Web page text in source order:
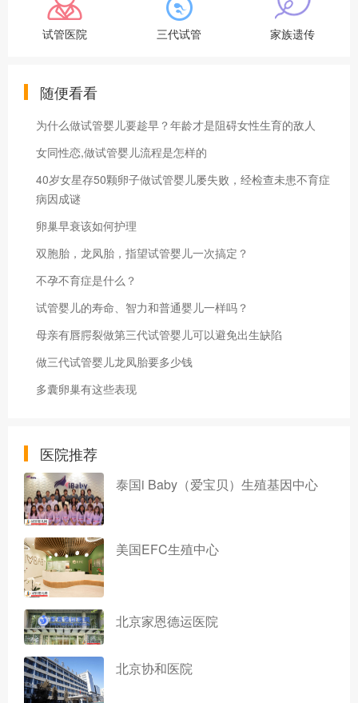
试管医院 三代试管 家族遗传
随便看看
为什么做试管婴儿要趁早？年龄才是阻碍女性生育的敌人
女同性恋,做试管婴儿流程是怎样的
40岁女星存50颗卵子做试管婴儿屡失败，经检查未患不育症
病因成谜
卵巢早衰该如何护理
双胞胎，龙凤胎，指望试管婴儿一次搞定？
不孕不育症是什么？
试管婴儿的寿命、智力和普通婴儿一样吗？
母亲有唇腭裂做第三代试管婴儿可以避免出生缺陷
做三代试管婴儿龙凤胎要多少钱
多囊卵巢有这些表现
医院推荐
泰国i Baby（爱宝贝）生殖基因中心
美国EFC生殖中心
北京家恩德运医院
北京协和医院